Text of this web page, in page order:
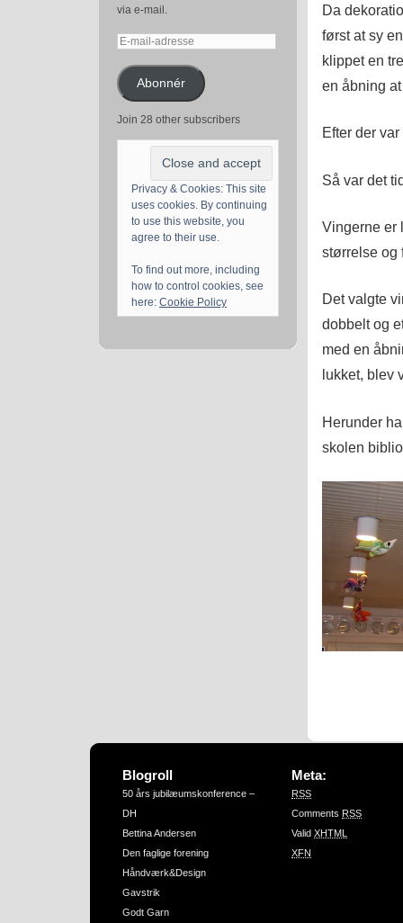
via e-mail.
E-
adresseAbonnér
Join 28 other subscribers
Privacy & Cookies: This site
uses cookies. By continuing
to use this website, you
agree to their use.
To find out more, including
how to control cookies, see
here: Cookie Policy
Da
først at sy
klippet en
en åbning
Efter der
Så var det
Vingerne er
størrelse og
Det valgte
dobbelt og
med en
lukket, blev
Herunder
skolen
Blogroll
50 års jubilæumskonference –
DH
Bettina Andersen
Den faglige forening
Håndværk&Design
Gavstrik
Godt Garn
Meta:
RSS
Comments RSS
Valid XHTML
XFN